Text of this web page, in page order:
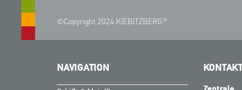
©Copyright 2024 KIEBITZBERG®
NAVIGATION KONTAKT